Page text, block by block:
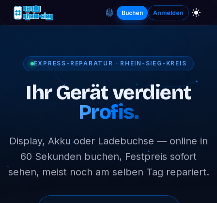
Buchen Anmelden
EXPRESS-REPARATUR · RHEIN-SIEG-KREIS
Ihr Gerät verdient
Profis.
Display, Akku oder Ladebuchse — online in
60 Sekunden buchen, Festpreis sofort
sehen, meist noch am selben Tag repariert.